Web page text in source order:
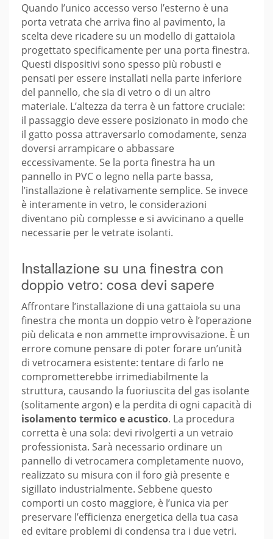
Quando l’unico accesso verso l’esterno è una
porta vetrata che arriva fino al pavimento, la
scelta deve ricadere su un modello di gattaiola
progettato specificamente per una porta finestra.
Questi dispositivi sono spesso più robusti e
pensati per essere installati nella parte inferiore
del pannello, che sia di vetro o di un altro
materiale. L’altezza da terra è un fattore cruciale:
il passaggio deve essere posizionato in modo che
il gatto possa attraversarlo comodamente, senza
doversi arrampicare o abbassare
eccessivamente. Se la porta finestra ha un
pannello in PVC o legno nella parte bassa,
l’installazione è relativamente semplice. Se invece
è interamente in vetro, le considerazioni
diventano più complesse e si avvicinano a quelle
necessarie per le vetrate isolanti.
Installazione su una finestra con
doppio vetro: cosa devi sapere
Affrontare l’installazione di una gattaiola su una
finestra che monta un doppio vetro è l’operazione
più delicata e non ammette improvvisazione. È un
errore comune pensare di poter forare un’unità
di vetrocamera esistente: tentare di farlo ne
comprometterebbe irrimediabilmente la
struttura, causando la fuoriuscita del gas isolante
(solitamente argon) e la perdita di ogni capacità di
isolamento termico e acustico. La procedura
corretta è una sola: devi rivolgerti a un vetraio
professionista. Sarà necessario ordinare un
pannello di vetrocamera completamente nuovo,
realizzato su misura con il foro già presente e
sigillato industrialmente. Sebbene questo
comporti un costo maggiore, è l’unica via per
preservare l’efficienza energetica della tua casa
ed evitare problemi di condensa tra i due vetri.